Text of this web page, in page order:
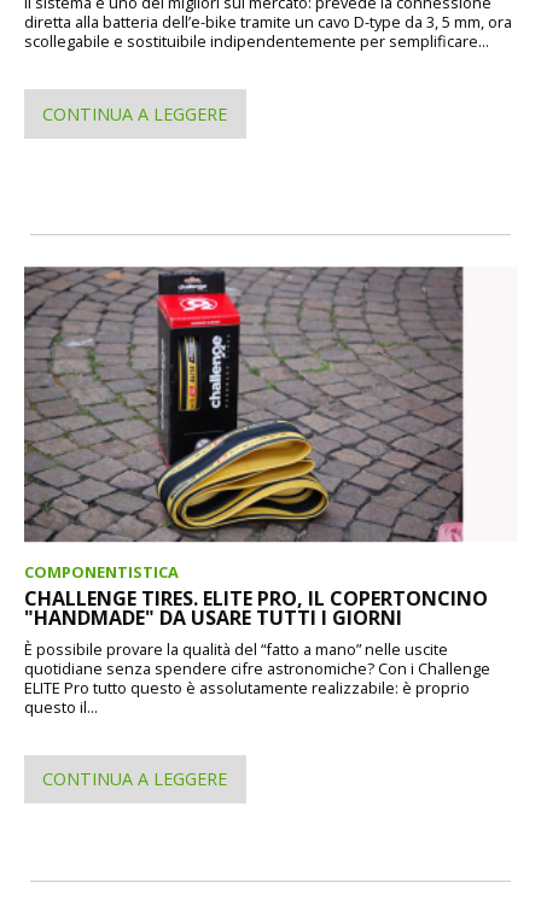
diretta alla batteria dell’e-bike tramite un cavo D-type da 3, 5 mm, ora
scollegabile e sostituibile indipendentemente per semplificare...
CONTINUA A LEGGERE
COMPONENTISTICA
CHALLENGE TIRES. ELITE PRO, IL COPERTONCINO
"HANDMADE" DA USARE TUTTI I GIORNI
È possibile provare la qualità del “fatto a mano” nelle uscite
quotidiane senza spendere cifre astronomiche? Con i Challenge
ELITE Pro tutto questo è assolutamente realizzabile: è proprio
questo il...
CONTINUA A LEGGERE